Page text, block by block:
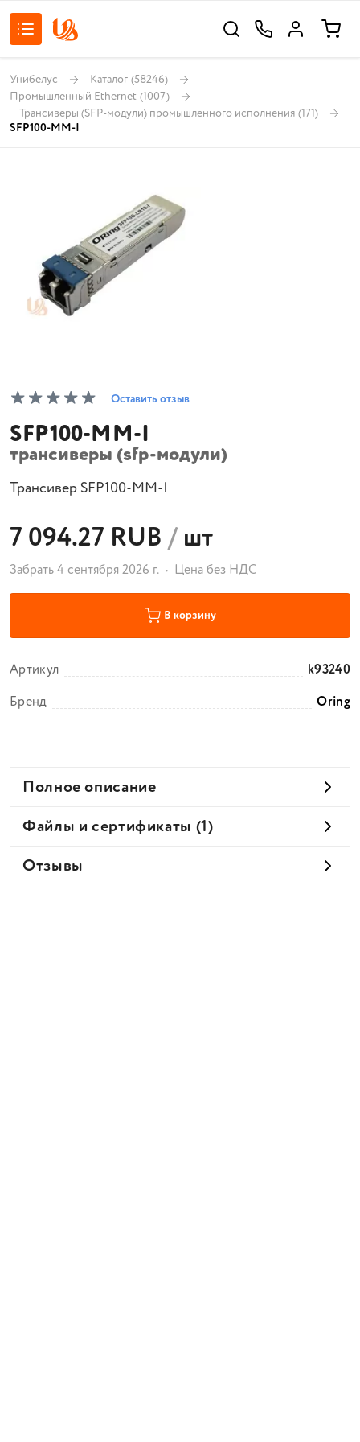
Унибелус Каталог (58246)
Промышленный Ethernet (1007)
Трансиверы (SFP-модули) промышленного исполнения (171)
SFP100-MM-I
Оставить отзыв
SFP100-MM-I
трансиверы (sfp-модули)
Трансивер SFP100-MM-I
7 094.27 RUB/шт
Забрать 4 сентября 2026 г. Цена без НДС
В корзину
Артикул
k93240
Бренд
Oring
Полное описание
Файлы и сертификаты (1)
Отзывы